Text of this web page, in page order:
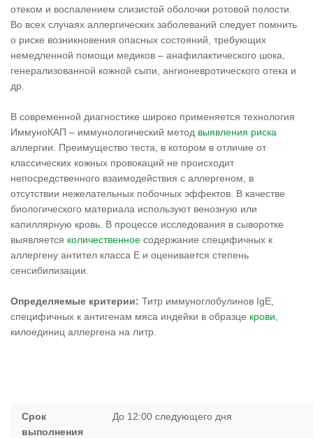
отеком и воспалением слизистой оболочки ротовой полости.
Во всех случаях аллергических заболеваний следует помнить
о риске возникновения опасных состояний, требующих
немедленной помощи медиков – анафилактического шока,
генерализованной кожной сыпи, ангионевротического отека и
др.
В современной диагностике широко применяется технология
ИммуноКАП – иммунологический метод выявления риска
аллергии. Преимущество теста, в котором в отличие от
классических кожных провокаций не происходит
непосредственного взаимодействия с аллергеном, в
отсутствии нежелательных побочных эффектов. В качестве
биологического материала используют венозную или
капиллярную кровь. В процессе исследования в сыворотке
выявляется количественное содержание специфичных к
аллергену антител класса Е и оценивается степень
сенсибилизации.
Определяемые критерии: Титр иммуноглобулинов IgE,
специфичных к антигенам мяса индейки в образце крови
килоединиц аллергена на литр.
Срок
выполнения
До 12:00 следующего дня